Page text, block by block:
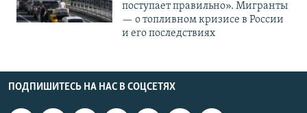
поступает правильно». Мигранты
— о топливном кризисе в России
и его последствиях
ПОДПИШИТЕСЬ НА НАС В СОЦСЕТЯХ